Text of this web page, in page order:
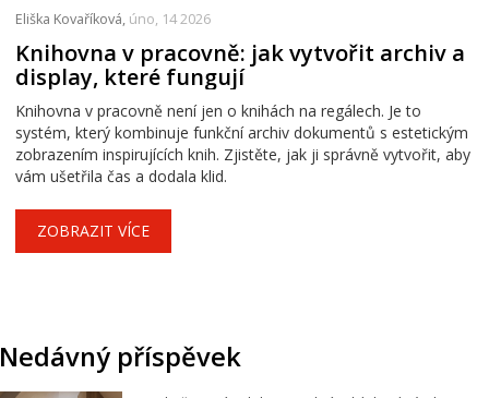
Eliška Kovaříková, úno, 14 2026
Knihovna v pracovně: jak vytvořit archiv a
display, které fungují
Knihovna v pracovně není jen o knihách na regálech. Je to
systém, který kombinuje funkční archiv dokumentů s estetickým
zobrazením inspirujících knih. Zjistěte, jak ji správně vytvořit, aby
vám ušetřila čas a dodala klid.
ZOBRAZIT VÍCE
Nedávný příspěvek